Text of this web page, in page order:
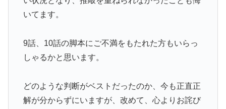
いてます。
9話、10話の脚本にご不満をもたれた方もいらっ
しゃるかと思います。
どのような判断がベストだったのか、今も正直正
解が分からずにいますが、改めて、心よりお詫び